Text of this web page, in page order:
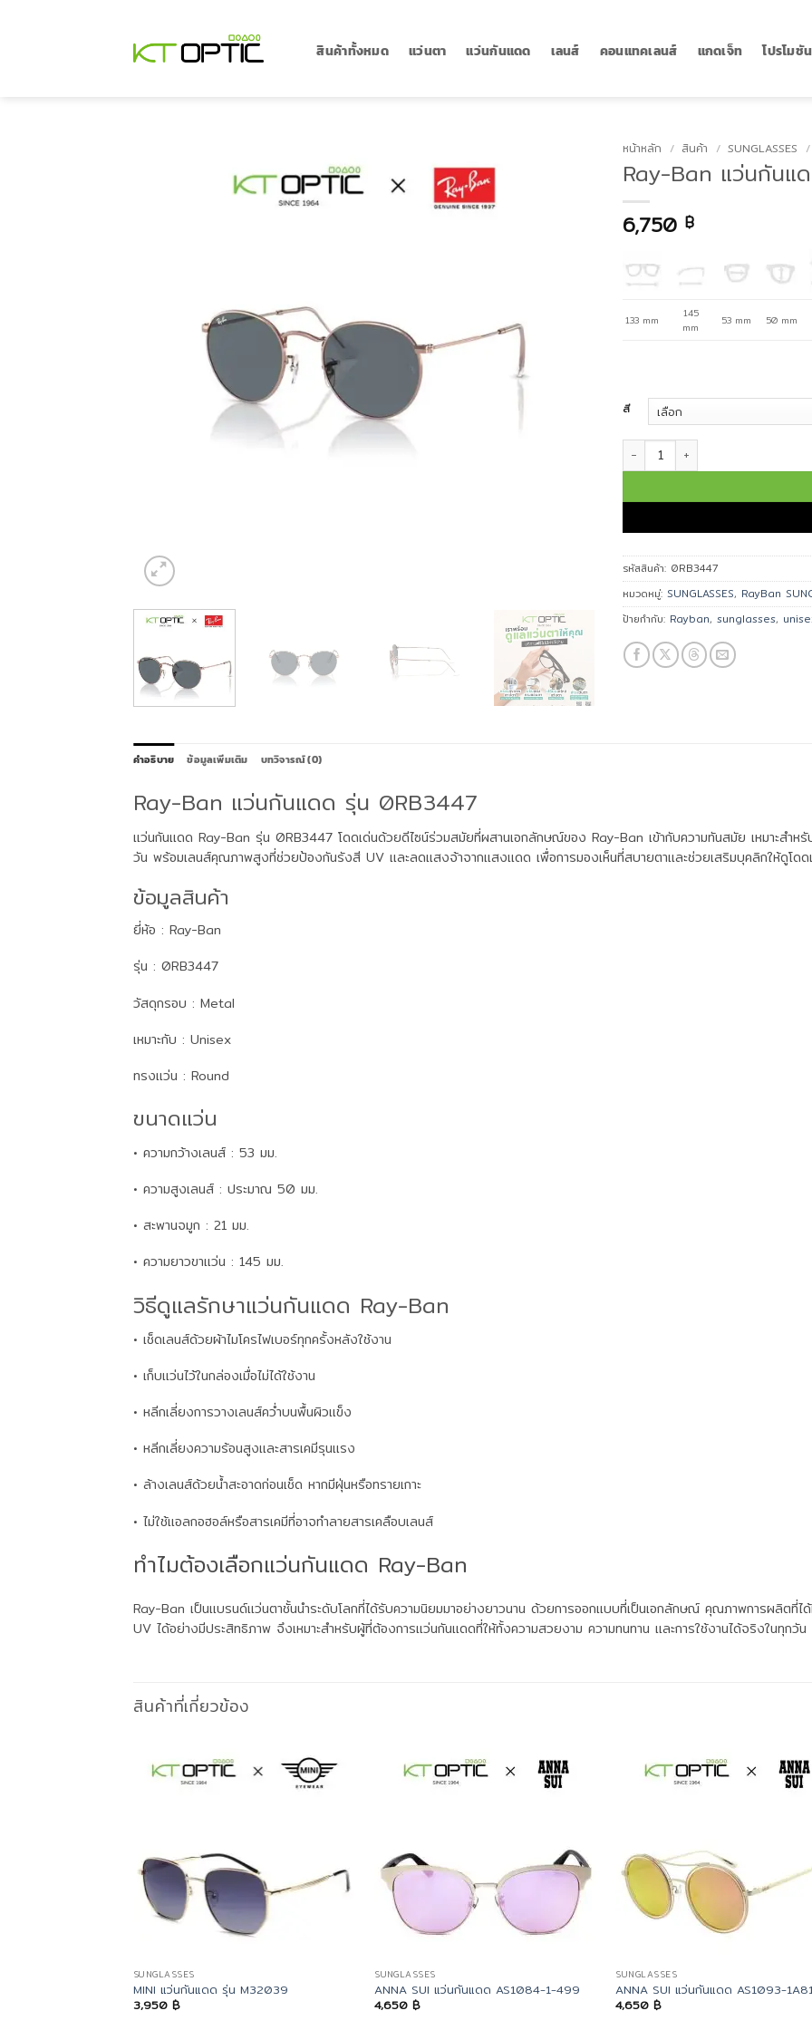
สินค้าทั้งหมด แว่นตา แว่นกันแดด เลนส์ คอนแทคเลนส์ แกดเจ็ท โปรโมชัน
หน้าหลัก / สินค้า / SUNGLASSES /
Ray-Ban แว่นกันแ
6,750 ฿
133 mm
145
mm
53 mm 50 mm
สี
จำนวน Ray-Ban แว่นกันแดด รุ่น
รหัสสินค้า: 0RB3447
หมวดหมู่: SUNGLASSES, RayBan
ป้ายกำกับ: Rayban, sunglasses,
คำอธิบาย ข้อมูลเพิ่มเติม บทวิจารณ์ (0)
Ray-Ban แว่นกันแดด รุ่น 0RB3447
แว่นกันแดด Ray-Ban รุ่น 0RB3447 โดดเด่นด้วยดีไซน์ร่วมสมัยที่ผสานเอกลักษณ์ของ Ray-Ban เข้ากับความทันสมัย เหมาะสำห
วัน พร้อมเลนส์คุณภาพสูงที่ช่วยป้องกันรังสี UV และลดแสงจ้าจากแสงแดด เพื่อการมองเห็นที่สบายตาและช่วยเสริมบุคลิกให้ดูโดด
ข้อมูลสินค้า
ยี่ห้อ : Ray-Ban
รุ่น : 0RB3447
วัสดุกรอบ : Metal
เหมาะกับ : Unisex
ทรงแว่น : Round
ขนาดแว่น
• ความกว้างเลนส์ : 53 มม.
• ความสูงเลนส์ : ประมาณ 50 มม.
• สะพานจมูก : 21 มม.
• ความยาวขาแว่น : 145 มม.
วิธีดูแลรักษาแว่นกันแดด Ray-Ban
• เช็ดเลนส์ด้วยผ้าไมโครไฟเบอร์ทุกครั้งหลังใช้งาน
• เก็บแว่นไว้ในกล่องเมื่อไม่ได้ใช้งาน
• หลีกเลี่ยงการวางเลนส์คว่ำบนพื้นผิวแข็ง
• หลีกเลี่ยงความร้อนสูงและสารเคมีรุนแรง
• ล้างเลนส์ด้วยน้ำสะอาดก่อนเช็ด หากมีฝุ่นหรือทรายเกาะ
• ไม่ใช้แอลกอฮอล์หรือสารเคมีที่อาจทำลายสารเคลือบเลนส์
ทำไมต้องเลือกแว่นกันแดด Ray-Ban
Ray-Ban เป็นแบรนด์แว่นตาชั้นนำระดับโลกที่ได้รับความนิยมมาอย่างยาวนาน ด้วยการออกแบบที่เป็นเอกลักษณ์ คุณภาพการผลิตที่
UV ได้อย่างมีประสิทธิภาพ จึงเหมาะสำหรับผู้ที่ต้องการแว่นกันแดดที่ให้ทั้งความสวยงาม ความทนทาน และการใช้งานได้จริงในทุกวัน
สินค้าที่เกี่ยวข้อง
SUNGLASSES
MINI แว่นกันแดด รุ่น M32039
3,950 ฿
SUNGLASSES
ANNA SUI แว่นกันแดด AS1084-1-499
4,650฿
SUNGLASSES
ANNA SUI แว่นกันแดด AS1093-
4,650฿